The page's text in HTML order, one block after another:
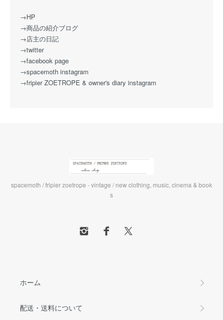
→HP
→商品の紹介ブログ
→店主の日記
→twitter
→facebook page
→spacemoth instagram
→fripier ZOETROPE & owner's diary instagram
spacemoth / fripier zoetrope - vintage / new clothing, music, cinema & book
s
ホーム
配送・送料について